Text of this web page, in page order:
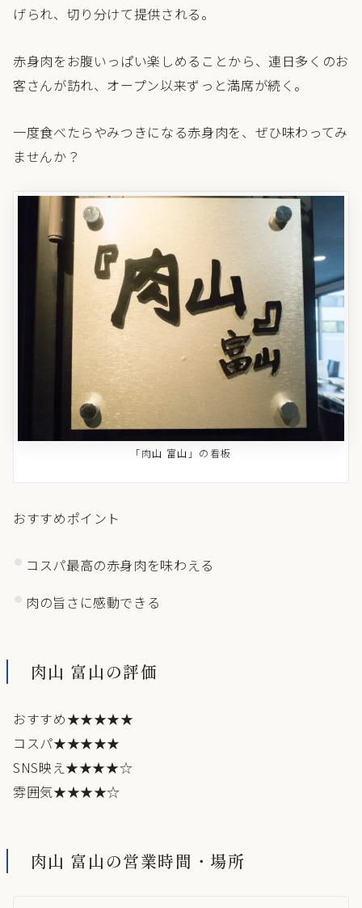
げられ、切り分けて提供される。
赤身肉をお腹いっぱい楽しめることから、連日多くのお
客さんが訪れ、オープン以来ずっと満席が続く。
一度食べたらやみつきになる赤身肉を、ぜひ味わってみ
ませんか？
「肉山 富山」の看板
おすすめポイント
コスパ最高の赤身肉を味わえる
肉の旨さに感動できる
肉山 富山の評価
おすすめ★★★★★
コスパ★★★★★
SNS映え★★★★☆
雰囲気★★★★☆
肉山 富山の営業時間・場所